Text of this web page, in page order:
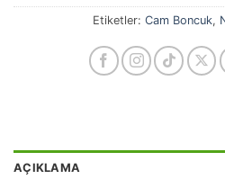
Etiketler: Cam Boncuk,
AÇIKLAMA